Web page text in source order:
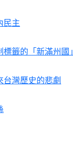
民主
籤的「新滿州國」
台灣歷史的悲劇